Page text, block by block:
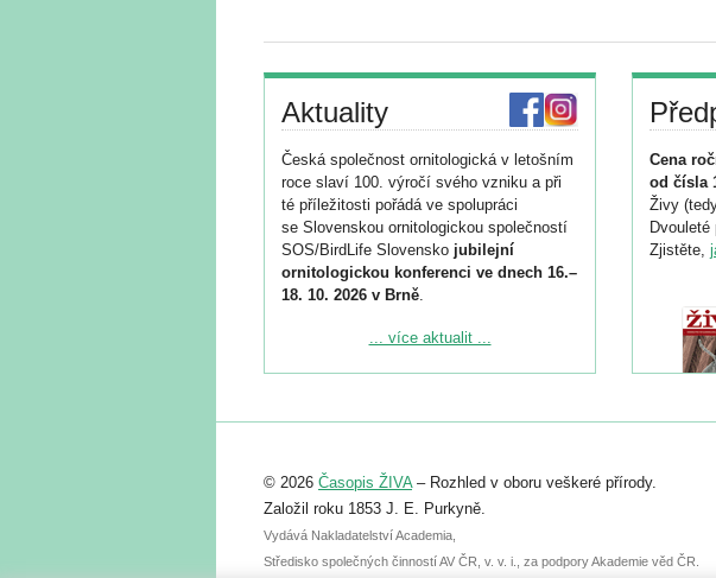
Aktuality
Česká společnost ornitologická v letošním
roce slaví 100. výročí svého vzniku a při
té příležitosti pořádá ve spolupráci
se Slovenskou ornitologickou společností
SOS/BirdLife Slovensko jubilejní
ornitologickou konferenci ve dnech 16.–
18. 10. 2026 v Brně.
Podrobnější informace ke konferenci
Registrovat se můžete do 6. září.
abstraktu přihlášené přednášky nebo
posteru je už 30. června.
... více aktualit ...
Cena
od čísla
Živy
Dvouleté
Zjistěte,
© 2026 Časopis ŽIVA– Rozhled v oboru veškeré přírody.
Založil roku 1853 J. E. Purkyně.
Vydává Nakladatelství Academia,
Středisko společných činností AV ČR, v. v. i., za podpory Akademie věd ČR.